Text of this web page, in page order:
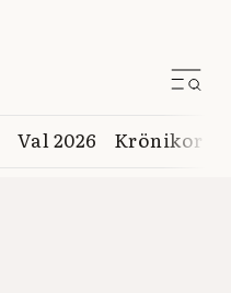
Val 2026 Krönikor